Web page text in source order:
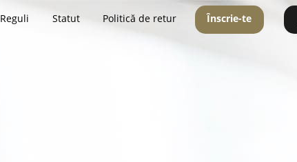
Reguli Statut Politică de retur Înscrie-te